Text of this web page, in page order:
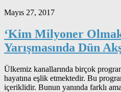
Mayıs 27, 2017
‘Kim Milyoner
Yarışmasında Dün
Ülkemiz kanallarında birçok
hayatına eşlik etmektedir. Bu
içeriklidir. Bunun yanında farklı